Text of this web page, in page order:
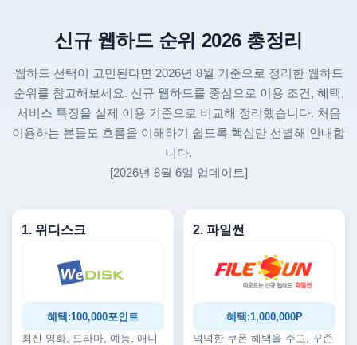
신규 웹하드 순위 2026 총정리
웹하드 선택이 고민된다면 2026년 8월 기준으로 정리한 웹하드
순위를 참고해보세요. 신규 웹하드를 중심으로 이용 조건, 혜택,
서비스 특징을 실제 이용 기준으로 비교해 정리했습니다. 처음
이용하는 분들도 흐름을 이해하기 쉽도록 핵심만 선별해 안내합
니다.
[2026년 8월 6일 업데이트]
1. 위디스크
혜택:100,000포인트
최신 영화, 드라마, 예능, 애니
2. 파일썬
혜택:1,000,000P
넉넉한 쿠폰 혜택을 주고, 꾸준